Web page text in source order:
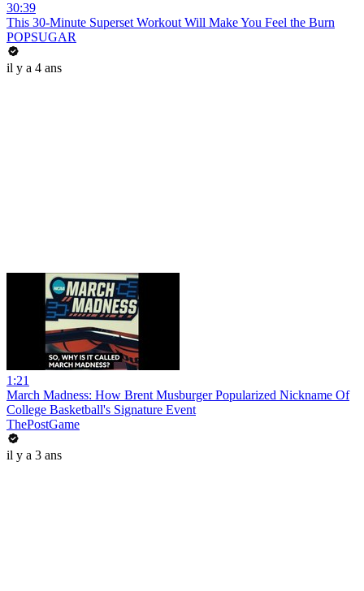
30:39
This 30-Minute Superset Workout Will Make You Feel the Burn
POPSUGAR
il y a 4 ans
1:21
March Madness: How Brent Musburger Popularized Nickname Of
College Basketball's Signature Event
ThePostGame
il y a 3 ans